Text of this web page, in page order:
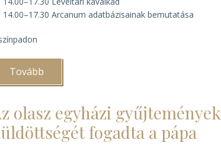
14.00–17.30 Arcanum adatbázisainak bemutatása
Tovább
Piknik)
olasz egyházi gyűjtemények
fogadta a pápa